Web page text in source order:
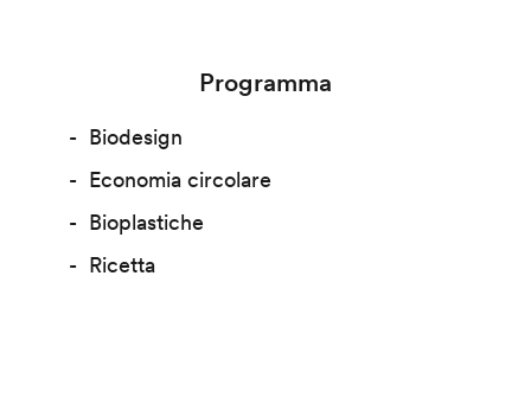
Programma
Biodesign
Economia circolare
Bioplastiche
Ricetta